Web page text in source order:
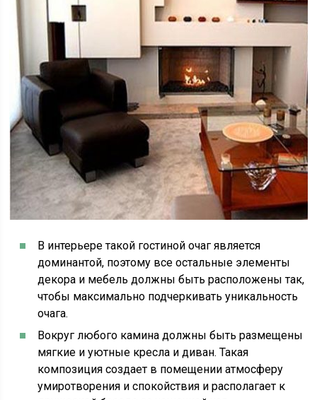
В интерьере такой гостиной очаг является
доминантой, поэтому все остальные элементы
декора и мебель должны быть расположены так,
чтобы максимально подчеркивать уникальность
очага.
Вокруг любого камина должны быть размещены
мягкие и уютные кресла и диван. Такая
композиция создает в помещении атмосферу
умиротворения и спокойствия и располагает к